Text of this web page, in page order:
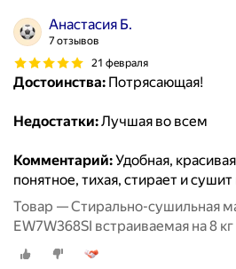
Анастасия Б.
7 отзывов
21 февраля
Достоинства: Потрясающая!
Недостатки:Лучшая во всем
Комментарий:Удобная,
понятное, тихая, стирает и сушит
Товар — Стирально-сушильная
EW7W368SI встраиваемая на 8
двигателем